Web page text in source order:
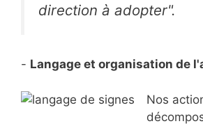
direction à adopter".
- Langage et organisation de
Nos